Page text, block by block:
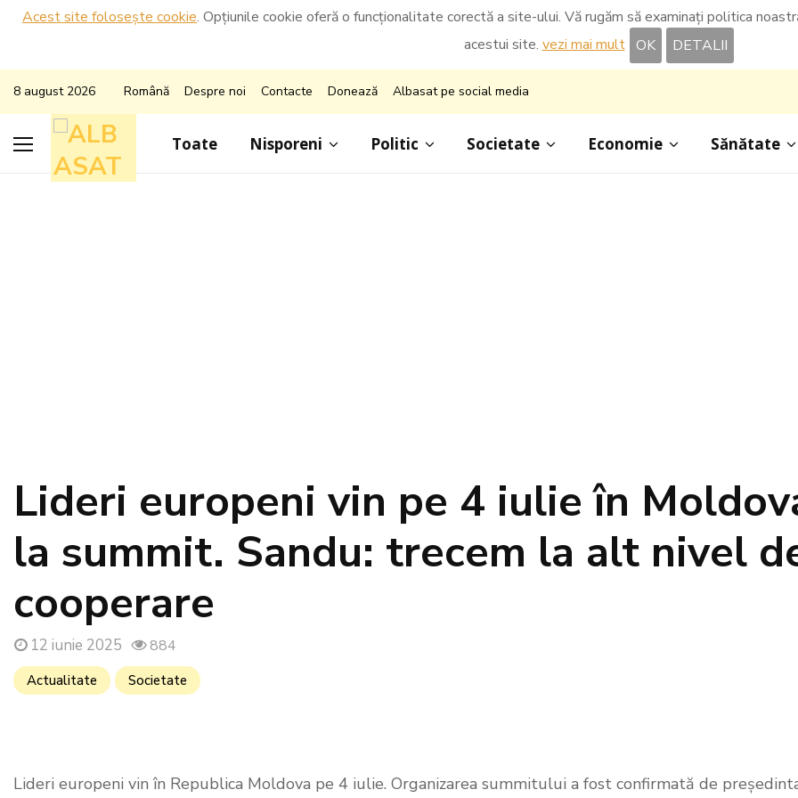
Acest site folosește cookie. Opțiunile cookie oferă o funcționalitate corectă a site-ului. Vă rugăm să examinați politica
acestui site. vezi mai mult OK DETALII
8 august 2026 Română Despre noi Contacte Donează Albasat pe social media
Toate Nisporeni Politic Societate Economie Sănătate
Lideri europeni vin pe 4 iulie în
la summit. Sandu: trecem la alt nivel
cooperare
12 iunie 2025 884
Actualitate Societate
Lideri europeni vin în Republica Moldova pe 4 iulie. Organizarea summitului a fost confirmată de